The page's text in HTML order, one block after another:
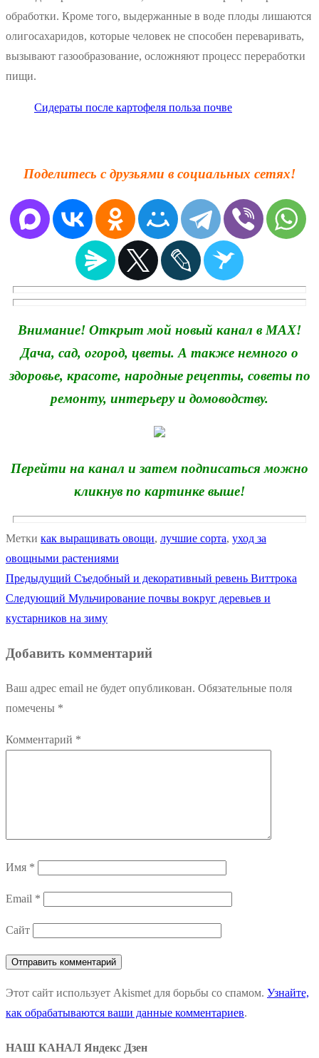
обработки. Кроме того, выдержанные в воде плоды лишаются
олигосахаридов, которые человек не способен переваривать,
вызывают газообразование, осложняют процесс переработки
пищи.
Сидераты после картофеля польза почве
Поделитесь с друзьями в социальных сетях!
Внимание! Открыт мой новый канал в MAX!
Дача, сад, огород, цветы. А также немного о
здоровье, красоте, народные рецепты, советы по
ремонту, интерьеру и домоводству.
Перейти на канал и затем подписаться можно
кликнув по картинке выше!
Метки как выращивать овощи, лучшие сорта, уход за
овощными растениями
Навигация
по
Предыдущий Предыдущая
запись:
Съедобный и декоративный ревень Виттрока
Следующий Следующая
запись:
Мульчирование почвы вокруг деревьев и
кустарников на зиму
Добавить комментарий
Ваш адрес email не будет опубликован. Обязательные поля
помечены *
Комментарий *
Имя *
Email *
Сайт
Этот сайт использует Akismet для борьбы со спамом. Узнайте,
как обрабатываются ваши данные комментариев.
НАШ КАНАЛ Яндекс Дзен